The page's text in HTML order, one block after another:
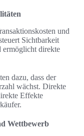
und
Sichtbarkeit
ermöglicht direkte
dazu, dass der
wächst. Direkte
Effekte
Wettbewerb